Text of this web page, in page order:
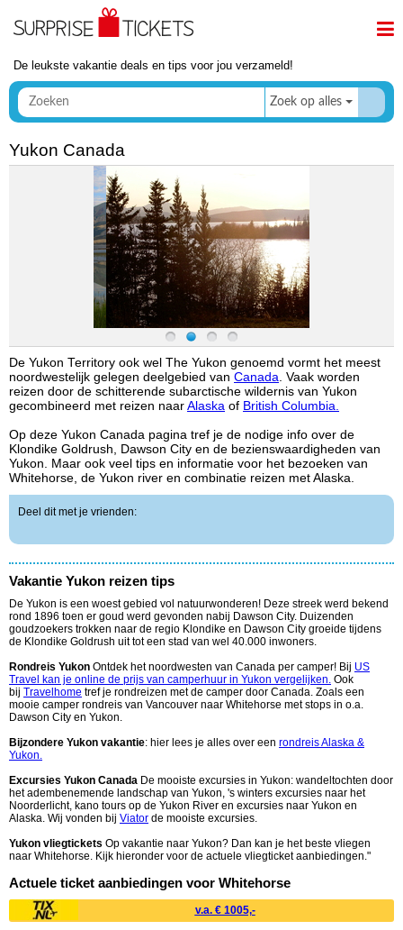
De leukste vakantie deals en tips voor jou verzameld!
Zoek op alles
Yukon Canada
De Yukon Territory ook wel The Yukon genoemd vormt het meest
noordwestelijk gelegen deelgebied van Canada. Vaak worden
reizen door de schitterende subarctische wildernis van Yukon
gecombineerd met reizen naar Alaska of British Columbia.
Op deze Yukon Canada pagina tref je de nodige info over de
Klondike Goldrush, Dawson City en de bezienswaardigheden van
Yukon. Maar ook veel tips en informatie voor het bezoeken van
Whitehorse, de Yukon river en combinatie reizen met Alaska.
Deel dit met je vrienden:
Vakantie Yukon reizen tips
De Yukon is een woest gebied vol natuurwonderen! Deze streek werd bekend
rond 1896 toen er goud werd gevonden nabij Dawson City. Duizenden
goudzoekers trokken naar de regio Klondike en Dawson City groeide tijdens
de Klondike Goldrush uit tot een stad van wel 40.000 inwoners.
Rondreis Yukon Ontdek het noordwesten van Canada per camper! Bij US
Travel kan je online de prijs van camperhuur in Yukon vergelijken. Ook
bij Travelhome tref je rondreizen met de camper door Canada. Zoals een
mooie camper rondreis van Vancouver naar Whitehorse met stops in o.a.
Dawson City en Yukon.
Bijzondere Yukon vakantie: hier lees je alles over een rondreis Alaska &
Yukon.
Excursies Yukon Canada De mooiste excursies in Yukon: wandeltochten door
het adembenemende landschap van Yukon, 's winters excursies naar het
Noorderlicht, kano tours op de Yukon River en excursies naar Yukon en
Alaska. Wij vonden bij Viator de mooiste excursies.
Yukon vliegtickets Op vakantie naar Yukon? Dan kan je het beste vliegen
naar Whitehorse. Kijk hieronder voor de actuele vliegticket aanbiedingen."
Actuele ticket aanbiedingen voor Whitehorse
v.a. € 1005,-